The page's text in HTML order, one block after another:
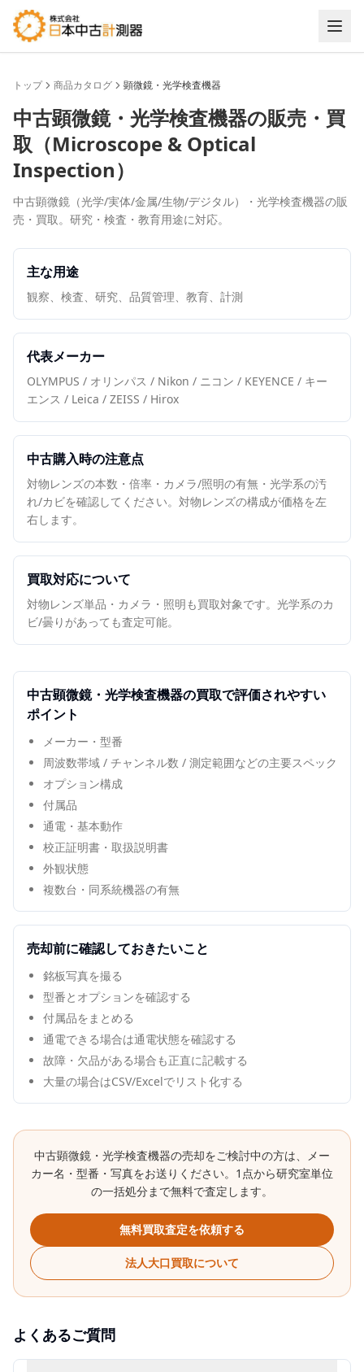
トップ 商品カタログ 顕微鏡・光学検査機器
中古顕微鏡・光学検査機器の販売・買
取（Microscope & Optical
Inspection）
中古顕微鏡（光学/実体/金属/生物/デジタル）・光学検査機器の販
売・買取。研究・検査・教育用途に対応。
主な用途
観察、検査、研究、品質管理、教育、計測
代表メーカー
OLYMPUS / オリンパス / Nikon / ニコン / KEYENCE / キー
エンス / Leica / ZEISS / Hirox
中古購入時の注意点
対物レンズの本数・倍率・カメラ/照明の有無・光学系の汚
れ/カビを確認してください。対物レンズの構成が価格を左
右します。
買取対応について
対物レンズ単品・カメラ・照明も買取対象です。光学系のカ
ビ/曇りがあっても査定可能。
中古顕微鏡・光学検査機器の買取で評価されやすい
ポイント
メーカー・型番
周波数帯域 / チャンネル数 / 測定範囲などの主要スペック
オプション構成
付属品
通電・基本動作
校正証明書・取扱説明書
外観状態
複数台・同系統機器の有無
売却前に確認しておきたいこと
銘板写真を撮る
型番とオプションを確認する
付属品をまとめる
通電できる場合は通電状態を確認する
故障・欠品がある場合も正直に記載する
大量の場合はCSV/Excelでリスト化する
中古顕微鏡・光学検査機器の売却をご検討中の方は、メー
カー名・型番・写真をお送りください。1点から研究室単位
の一括処分まで無料で査定します。
無料買取査定を依頼する
法人大口買取について
よくあるご質問